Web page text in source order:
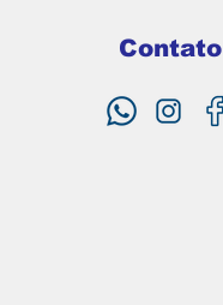
Contato